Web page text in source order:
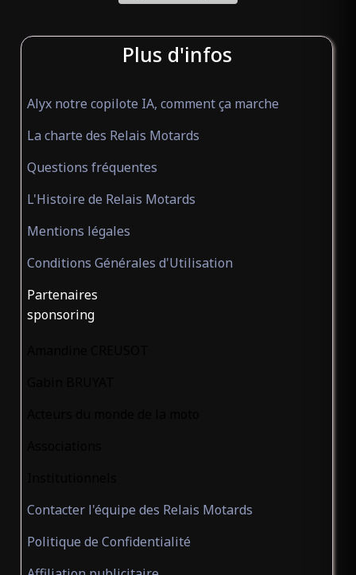
Plus d'infos
Alyx notre copilote IA, comment ça marche
La charte des Relais Motards
Questions fréquentes
L'Histoire de Relais Motards
Mentions légales
Conditions Générales d'Utilisation
Partenaires
sponsoring
Contacter l'équipe des Relais Motards
Politique de Confidentialité